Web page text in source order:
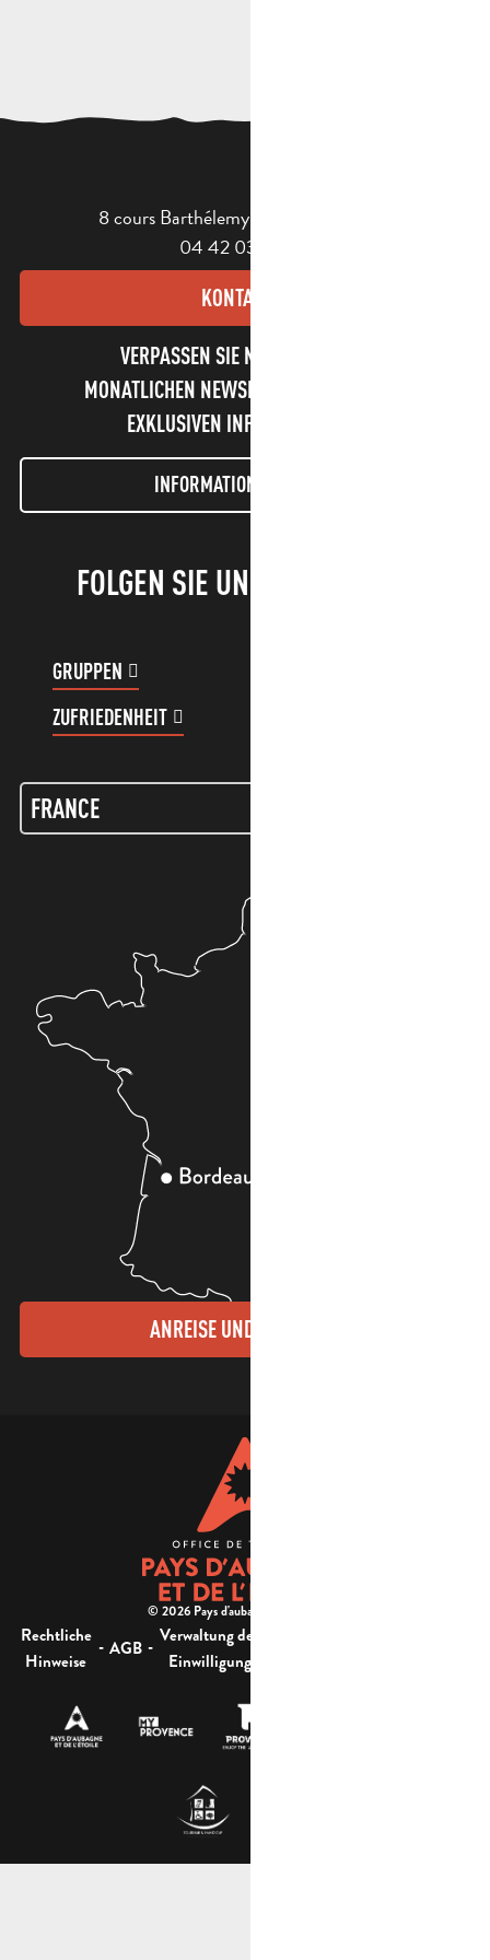
8 cours Barthélemy - 13400 Aubagne
04 42 03 49 98
KONTAKT
VERPASSEN SIE NICHT UNSEREN
MONATLICHEN NEWSLETTER UND UNSERE
EXKLUSIVEN INFORMATIONEN!
INFORMATIONEN LETTER
FOLGEN SIE UNS!
GRUPPEN
ZUFRIEDENHEIT
ANREISE UND KONTAKTE
© 2026 Pays d'aubagne et de l'étoile -
Rechtliche
Hinweise
- AGB - Verwaltung der
Einwilligung